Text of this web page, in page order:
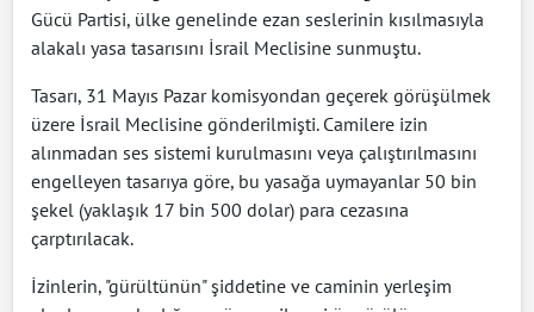
Gücü Partisi, ülke genelinde ezan seslerinin kısılmasıyla
alakalı yasa tasarısını İsrail Meclisine sunmuştu.
Tasarı, 31 Mayıs Pazar komisyondan geçerek görüşülmek
üzere İsrail Meclisine gönderilmişti. Camilere izin
alınmadan ses sistemi kurulmasını veya çalıştırılmasını
engelleyen tasarıya göre, bu yasağa uymayanlar 50 bin
şekel (yaklaşık 17 bin 500 dolar) para cezasına
çarptırılacak.
İzinlerin, "gürültünün" şiddetine ve caminin yerleşim